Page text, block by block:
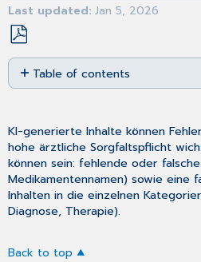
Last updated Jan 5, 2026
Save
as
PDF
Table of contents
No
KI-generierte Inhalte können
hohe ärztliche Sorgfaltspflicht
können sein: fehlende oder
Medikamentennamen) sowie eine
Inhalten in die einzelnen
Diagnose, Therapie).
Back to top